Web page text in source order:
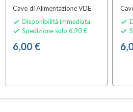
Cavo di Alimentazione VDE
 Disponibilità immediata
 Spedizione solo 6,90 €
6,00 €

